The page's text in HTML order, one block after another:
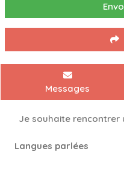
Messages
Je souhaite rencontrer
Langues parlées